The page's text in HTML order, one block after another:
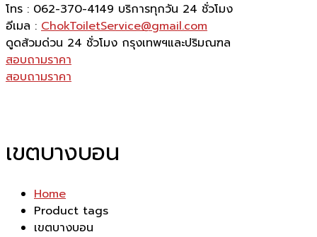
โทร : 062-370-4149 บริการทุกวัน 24 ชั่วโมง
อีเมล : ChokToiletService@gmail.com
ดูดส้วมด่วน 24 ชั่วโมง กรุงเทพฯและปริมณฑล
สอบถามราคา
สอบถามราคา
เขตบางบอน
Home
Product tags
เขตบางบอน